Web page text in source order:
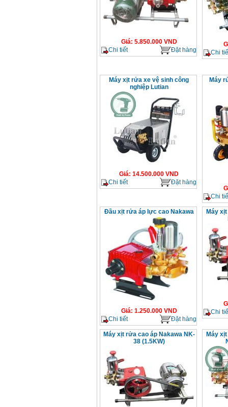
Giá: 5.850.000VND
Chi tiết
Đặt hàng
Chi
Máy xịt rửa xe vệ sinh công
nghiệp Lutian
Giá: 14.500.000 VND
Chi tiết
Đặt hàng
Máy
Chi
Đầu xịt rửa áp lực cao Nakawa
Giá: 1.250.000VND
Chi tiết
Đặt hàng
Máy
Chi
Máy xịt rửa cao áp Nakawa NK-
38 (1.5KW)
Máy